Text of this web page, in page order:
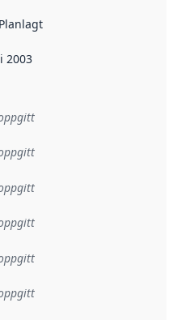
sier når dataene i dette
2003